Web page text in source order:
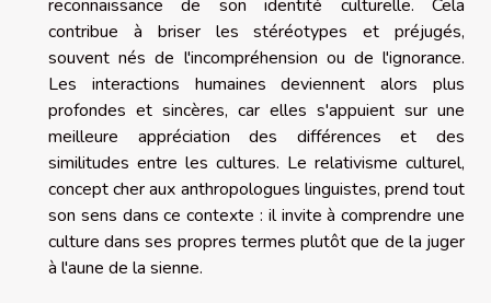
reconnaissance de son identité culturelle. Cela
contribue à briser les stéréotypes et préjugés,
souvent nés de l'incompréhension ou de l'ignorance.
Les interactions humaines deviennent alors plus
profondes et sincères, car elles s'appuient sur une
meilleure appréciation des différences et des
similitudes entre les cultures. Le relativisme culturel,
concept cher aux anthropologues linguistes, prend tout
son sens dans ce contexte : il invite à comprendre une
culture dans ses propres termes plutôt que de la juger
à l'aune de la sienne.